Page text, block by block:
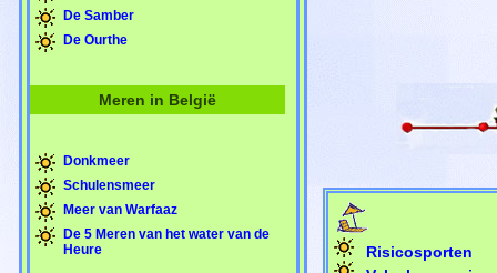
De Samber
De Ourthe
Meren in België
Donkmeer
Schulensmeer
Meer van Warfaaz
De 5 Meren van het water van de
Heure
Risicosporten